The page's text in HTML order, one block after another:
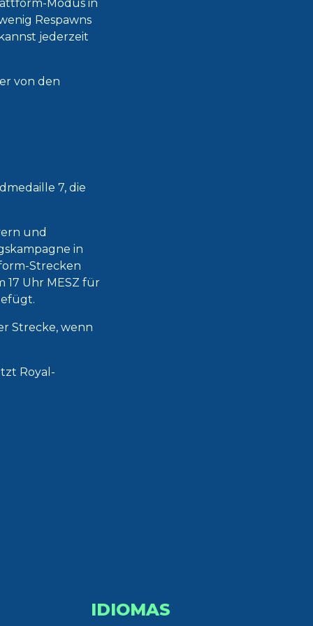
Modus in
Respawns
jederzeit
von den
7, die
und
in
Strecken
Uhr MESZ für
Strecke, wenn
Royal-
IDIOMAS